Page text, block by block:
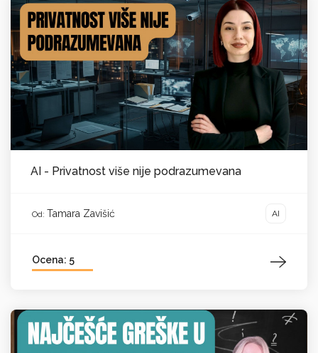
AI - Privatnost više nije podrazumevana
Od: Tamara Zavišić AI
Ocena: 5